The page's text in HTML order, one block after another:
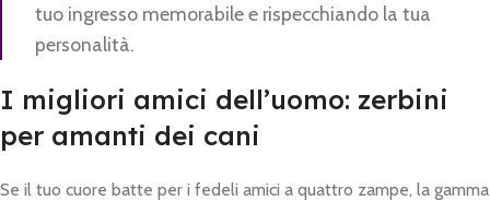
tuo ingresso memorabile e rispecchiando la tua
personalità.
I migliori amici dell’uomo: zerbini
per amanti dei cani
Se il tuo cuore batte per i fedeli amici a quattro zampe, la gamma